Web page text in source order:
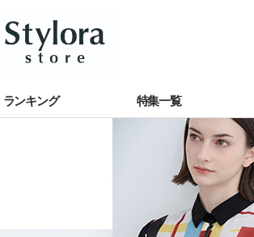
ランキング 特集一覧